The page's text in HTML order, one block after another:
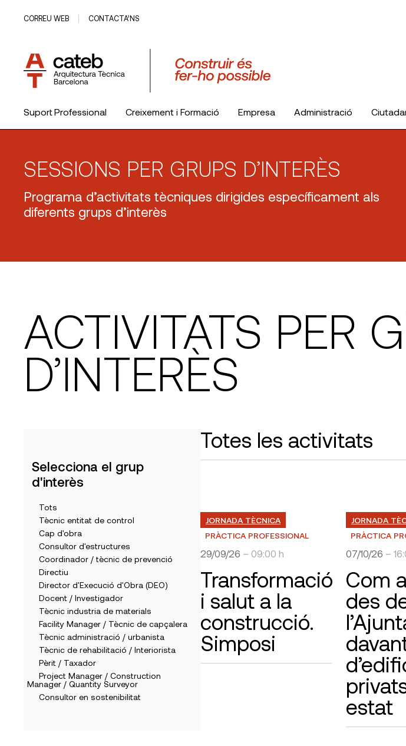
CORREU WEB CONTACTA’NS
Suport Professional Creixement i Formació Empresa Administració
SESSIONS PER GRUPS D’INTERÈS
Programa d’activitats tècniques dirigides específicament als
diferents grups d’interès
ACTIVITATS PER
D’INTERÈS
Selecciona el grup
d'interès
Tots
Tècnic entitat de control
Cap d'obra
Consultor d'estructures
Coordinador / tècnic de prevenció
Directiu
Director d'Execució d'Obra (DEO)
Docent / Investigador
Tècnic industria de materials
Facility Manager / Tècnic de capçalera
Tècnic administració / urbanista
Tècnic de rehabilitació / Interiorista
Pèrit / Taxador
Project Manager / Construction
Manager / Quantity Surveyor
Consultor en sostenibilitat
Totes les activitats
JORNADA TÈCNICA
PRÀCTICA PROFESSIONAL
29/09/26 – 09:00 h
Transformació
i salut a la
construcció.
Simposi
JORNADA
PRÀCTICA
07/10/26 –
Com
des
estat